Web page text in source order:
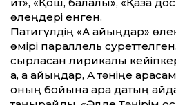
ит», «Қош, балалық», «Қазақ
өлеңдері енген.
Патигүлдің «Ақ қайыңдар»
өмірі параллель
сырласқан лирикалық
ақ, ақ қайыңдар, Ақ тәніңе
оның бойына қара дақтың